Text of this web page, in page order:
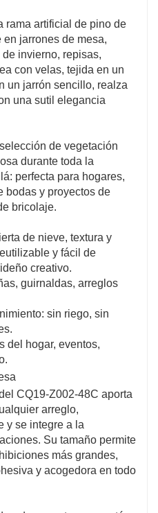
rama artificial de pino de
jarrones de mesa,
invierno, repisas,
con velas, tejida en un
un jarrón sencillo, realza
una sutil elegancia
de vegetación
durante toda la
perfecta para hogares,
bodas y proyectos de
bricolaje.
de nieve, textura y
y fácil de
creativo.
guirnaldas, arreglos
sin riego, sin
del hogar, eventos,
CQ19-Z002-48C aporta
arreglo,
y se integre a la
Su tamaño permite
más grandes,
y acogedora en todo